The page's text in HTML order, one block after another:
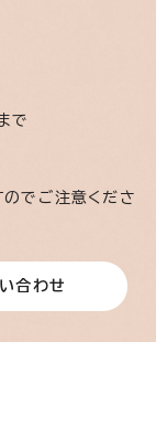
で
でご注意くださ
合わせ